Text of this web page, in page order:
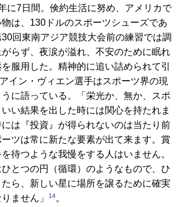
に7日間。倹約生活に努め、アメリカで
は、130ドルのスポーツシューズであ
回東南アジア競技大会前の練習では調
らず、夜涙が溢れ、不安のために眠れ
服用した。精神的に追い詰められて引
イン・ヴィエン選手はスポーツ界の現
に語っている。「栄光か、無か、スポ
い結果を出した時には関心を持たれま
は『投資』が得られないのは当たり前
ツは常に新たな要素が出て来ます。賞
待つような我慢をする人はいません。
とつの円（循環）のようなもので、ひ
ら、新しい星に場所を譲るために確実
ません」
14。